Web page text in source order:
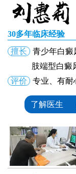
30多年临床经验
擅长
青少年白癜
肢端型白癜
评价
专业、有耐
了解医生